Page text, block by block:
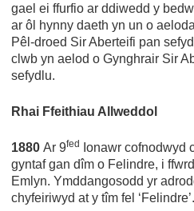
gael ei ffurfio ar ddiwedd y
ar ôl hynny daeth yn un o
Pêl-droed Sir Aberteifi pan
clwb yn aelod o Gynghrair Sir
sefydlu.
Rhai Ffeithiau Allweddol
1880 Ar 9fed
Ionawr cofnodwyd
gyntaf gan dîm o Felindre, i
Emlyn. Ymddangosodd yr
chyfeiriwyd at y tîm fel ‘Felindre’.